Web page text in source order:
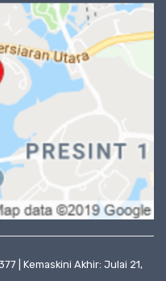
| Kemaskini Akhir: Julai 21,